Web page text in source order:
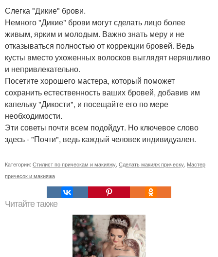
Слегка "Дикие" брови.
Немного "Дикие" брови могут сделать лицо более
живым, ярким и молодым. Важно знать меру и не
отказываться полностью от коррекции бровей. Ведь
кусты вместо ухоженных волосков выглядят неряшливо
и непривлекательно.
Посетите хорошего мастера, который поможет
сохранить естественность ваших бровей, добавив им
капельку "Дикости", и посещайте его по мере
необходимости.
Эти советы почти всем подойдут. Но ключевое слово
здесь - "Почти", ведь каждый человек индивидуален.
Категории: Стилист по прическам и макияжу Сделать макияж прическу Мастер
причесок и макияжа
Читайте также